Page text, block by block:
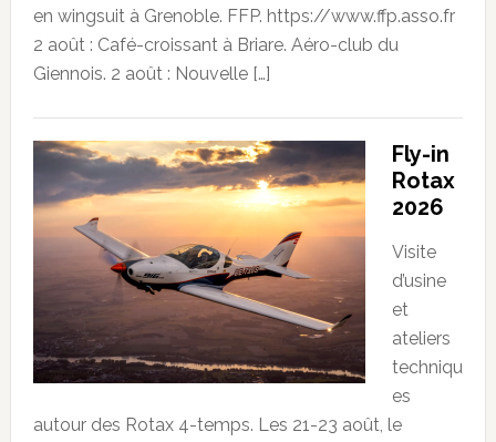
en wingsuit à Grenoble. FFP. https://www.ffp.asso.fr
2 août : Café-croissant à Briare. Aéro-club du
Giennois. 2 août : Nouvelle […]
Fly-in
Rotax
2026
Visite
d’usine
et
ateliers
techniqu
es
autour des Rotax 4-temps. Les 21-23 août, le